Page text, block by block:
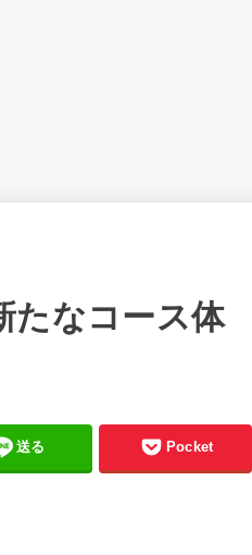
たなコース体
送る Pocket